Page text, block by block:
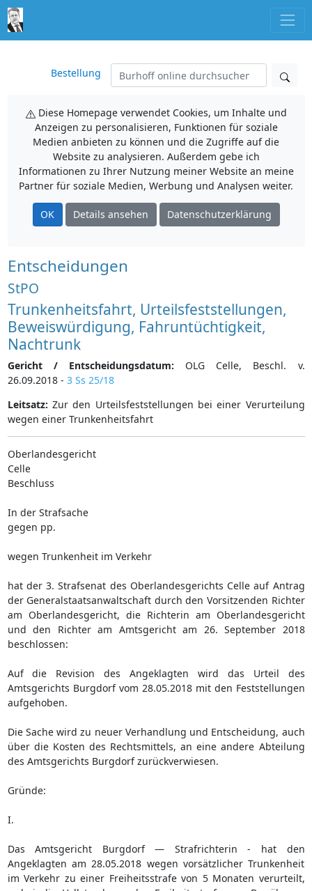
Bestellung
Diese Homepage verwendet Cookies, um Inhalte und
Anzeigen zu personalisieren, Funktionen für soziale
Medien anbieten zu können und die Zugriffe auf die
Website zu analysieren. Außerdem gebe ich
Informationen zu Ihrer Nutzung meiner Website an meine
Partner für soziale Medien, Werbung und Analysen weiter.
OK Details ansehen Datenschutzerklärung
Entscheidungen
StPO
Trunkenheitsfahrt, Urteilsfeststellungen,
Beweiswürdigung, Fahruntüchtigkeit,
Nachtrunk
Gericht / Entscheidungsdatum: OLG Celle, Beschl. v.
26.09.2018 - 3 Ss 25/18
Leitsatz: Zur den Urteilsfeststellungen bei einer Verurteilung
wegen einer Trunkenheitsfahrt
Oberlandesgericht
Celle
Beschluss
In der Strafsache
gegen pp.
wegen Trunkenheit im Verkehr
hat der 3. Strafsenat des Oberlandesgerichts Celle auf Antrag
der Generalstaatsanwaltschaft durch den Vorsitzenden Richter
am Oberlandesgericht, die Richterin am Oberlandesgericht
und den Richter am Amtsgericht am 26. September 2018
beschlossen:
Auf die Revision des Angeklagten wird das Urteil des
Amtsgerichts Burgdorf vom 28.05.2018 mit den Feststellungen
aufgehoben.
Die Sache wird zu neuer Verhandlung und Entscheidung, auch
über die Kosten des Rechtsmittels, an eine andere Abteilung
des Amtsgerichts Burgdorf zurückverwiesen.
Gründe:
I.
Das Amtsgericht Burgdorf — Strafrichterin - hat den
Angeklagten am 28.05.2018 wegen vorsätzlicher Trunkenheit
im Verkehr zu einer Freiheitsstrafe von 5 Monaten verurteilt,